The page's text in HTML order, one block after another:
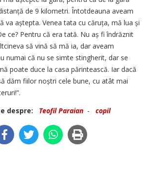
de 9 kilometri. Întotdeauna aveam
va aștepta. Venea tata cu căruța, mă lua și
ce? Pentru că era tată. Nu aș fi îndrăznit
să vină să mă ia, dar aveam
numai că nu se simte stingherit, dar se
poate duce la casa părintească. Iar dacă
dăm fiilor noștri cele bune, cu atât mai
despre:
Teofil Paraian - copil